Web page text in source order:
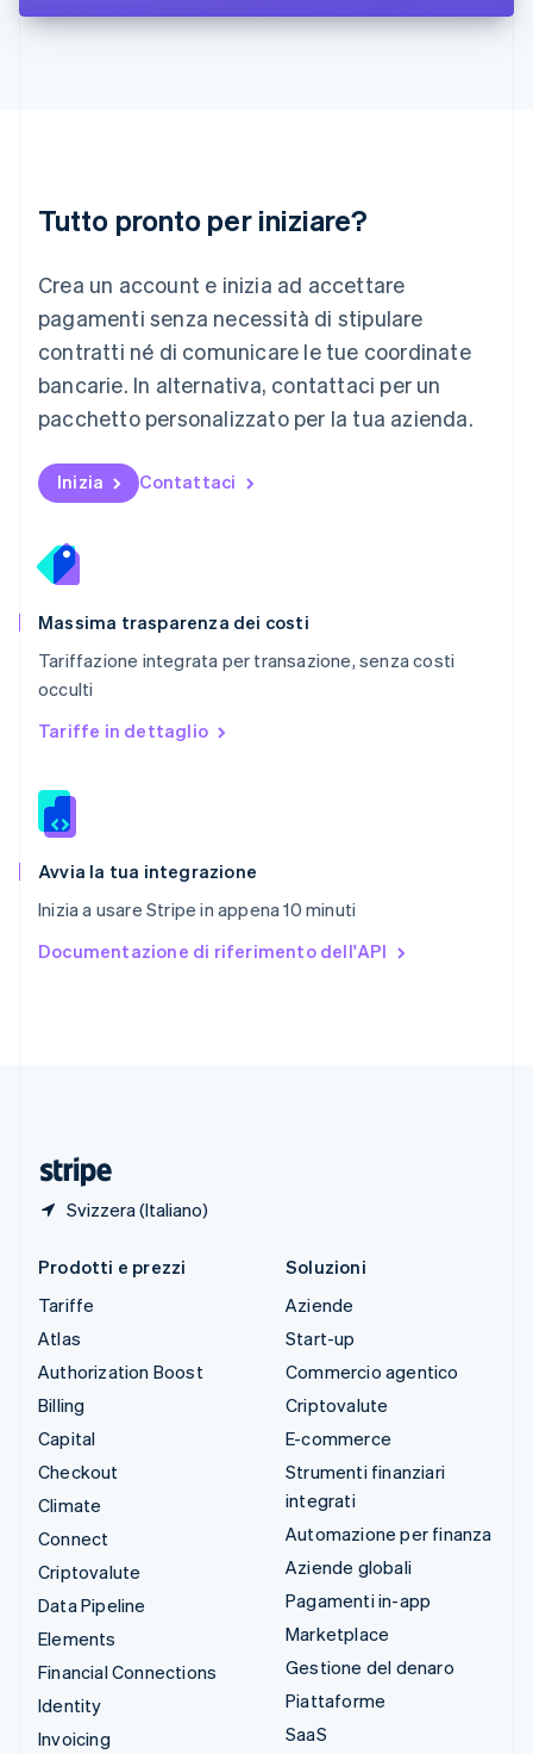
Tutto pronto per iniziare?
Crea un account e inizia ad accettare
pagamenti senza necessità di stipulare
contratti né di comunicare le tue coordinate
bancarie. In alternativa, contattaci per un
pacchetto personalizzato per la tua azienda.
Inizia Contattaci
Massima trasparenza dei costi
Tariffazione integrata per transazione, senza costi
occulti
Tariffe in dettaglio
Avvia la tua integrazione
Inizia a usare Stripe in appena 10 minuti
Documentazione di riferimento dell'API
Svizzera (Italiano)
Liechtenstein
Malta
English
EspañolEnglish
Norvegia
English
Nuova Zelanda
English
NederlandsEnglish
English
Portogallo
RAS di Hong Kong, Cina
English
English
English
Romania
English
Slovacchia
Slovenia
English Italiano
EspañolEnglish
English Español 简体中文
Prodotti e prezzi
Tariffe
Atlas
Authorization Boost
Billing
Capital
Checkout
Climate
Connect
Criptovalute
Data Pipeline
Elements
Financial Connections
Identity
Invoicing
Soluzioni
Aziende
Start-up
Commercio agentico
Criptovalute
E-commerce
Strumenti finanziari
integrati
Automazione per finanza
Aziende globali
Pagamenti in-app
Marketplace
Gestione del denaro
Piattaforme
SaaS